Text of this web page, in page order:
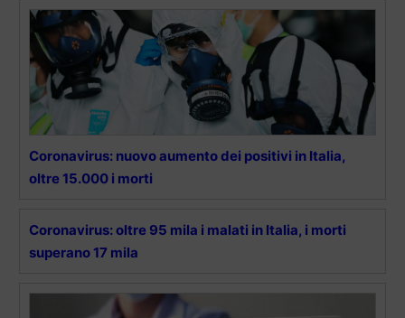
Coronavirus: nuovo aumento dei positivi in Italia,
oltre 15.000 i morti
Coronavirus: oltre 95 mila i malati in Italia, i morti
superano 17 mila